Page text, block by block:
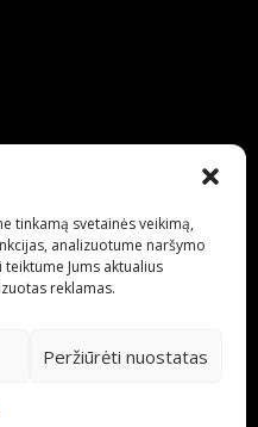
tinkamą svetainės veikimą,
analizuotume naršymo
Jums aktualius
reklamas.
Peržiūrėti nuostatas